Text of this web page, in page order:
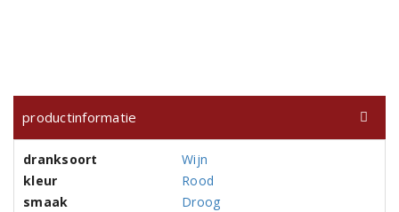
productinformatie
dranksoort
Wijn
kleur
Rood
smaak
Droog